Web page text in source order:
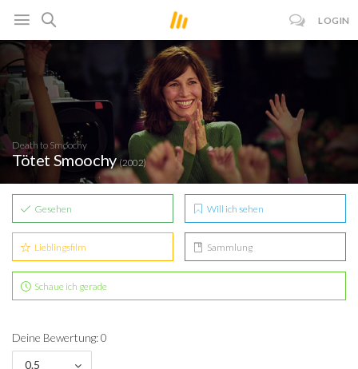
LOGIN
Death to Smoochy
Tötet Smoochy(2002)
Gesehen Will ich sehen
Lieblingsfilm Sammlung
Schaue ich gerade
Deine Bewertung: 0
0.5